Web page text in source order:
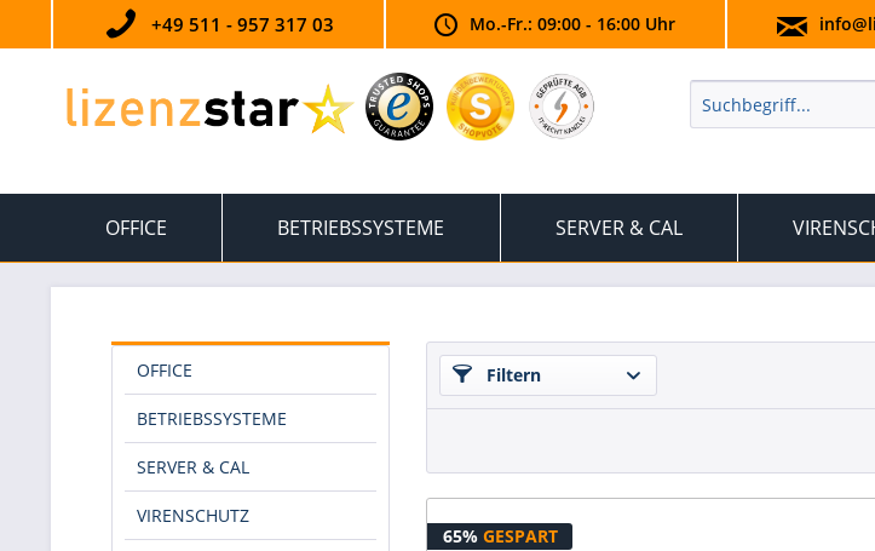
+49 511 - 957 317 03 Mo.-Fr.: 09:00 - 16:00 Uhr
OFFICE BETRIEBSSYSTEME SERVER & CAL
OFFICE
BETRIEBSSYSTEME
SERVER & CAL
VIRENSCHUTZ
Filtern
65% GESPART